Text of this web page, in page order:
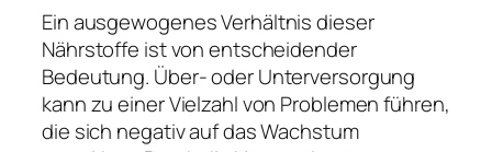
Ein ausgewogenes Verhältnis dieser
Nährstoffe ist von entscheidender
Bedeutung. Über- oder Unterversorgung
kann zu einer Vielzahl von Problemen führen,
die sich negativ auf das Wachstum